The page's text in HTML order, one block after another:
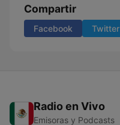
Compartir
Facebook Twitter
Radio en Vivo
Emisoras y Podcasts